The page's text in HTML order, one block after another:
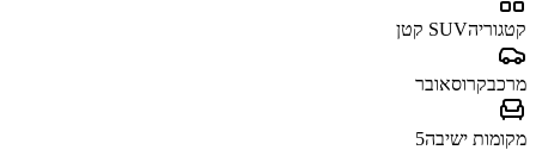
קטגוריהSUV קטן
מרכבקרוסאובר
מקומות ישיבה5